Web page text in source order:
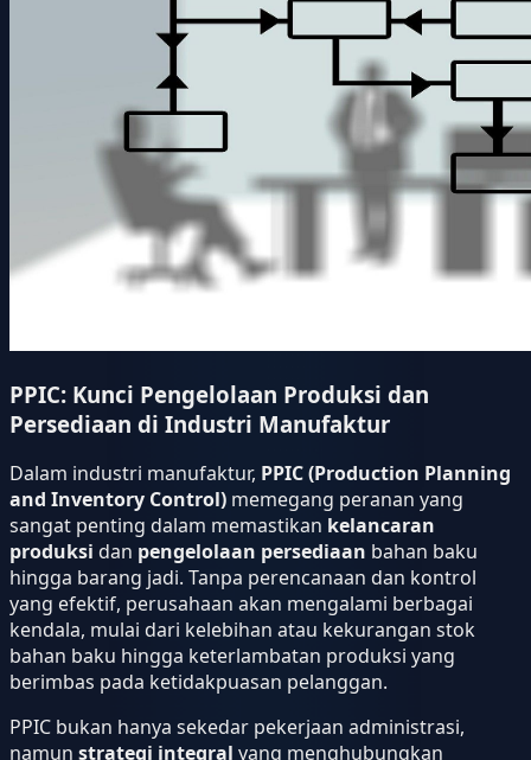
PPIC: Kunci Pengelolaan Produksi dan
Persediaan di Industri Manufaktur
Dalam industri manufaktur, PPIC (Production Planning
and Inventory Control) memegang peranan yang
sangat penting dalam memastikan kelancaran
produksi dan pengelolaan persediaan bahan baku
hingga barang jadi. Tanpa perencanaan dan kontrol
yang efektif, perusahaan akan mengalami berbagai
kendala, mulai dari kelebihan atau kekurangan stok
bahan baku hingga keterlambatan produksi yang
berimbas pada ketidakpuasan pelanggan.
PPIC bukan hanya sekedar pekerjaan administrasi,
namun strategi integral yang menghubungkan